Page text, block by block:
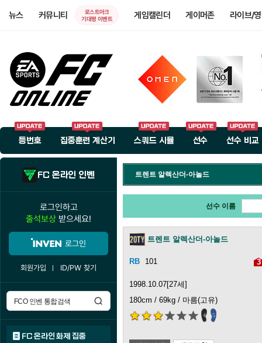
뉴스 커뮤니티
로스트아크
기대평 이벤트
게임캘린더 게이머존 라이브/
등번호 집중훈련 계산기 스쿼드 시뮬 선수 선수 비교
FC 온라인 인벤
로그인하고
출석보상 받으세요!
로그인
회원가입 ID/PW 찾기
FC 온라인 화제 집중
트렌트 알렉산더-아놀드
선수 이름
트렌트 알렉산더-아놀드
101 3
1998.10.07[27세]
180cm / 69kg / 마름(고유)
4 5